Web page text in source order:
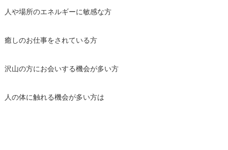
人や場所のエネルギーに敏感な方
癒しのお仕事をされている方
沢山の方にお会いする機会が多い方
人の体に触れる機会が多い方は